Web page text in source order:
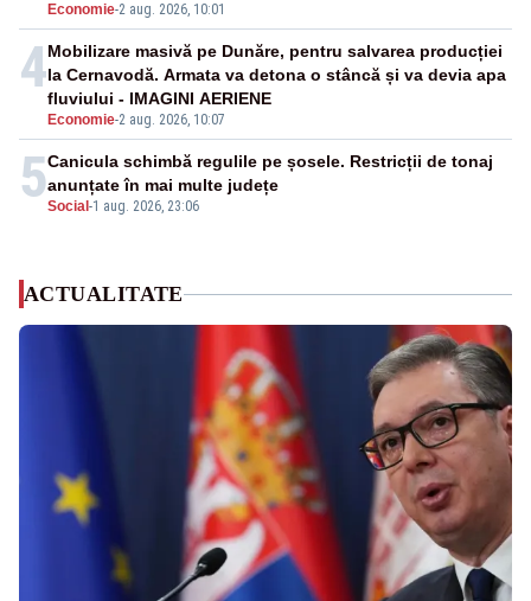
Economie-2 aug. 2026, 10:01
4
Economie-2 aug. 2026, 10:07
Mobilizare masivă pe Dunăre, pentru salvarea producției
la Cernavodă. Armata va detona o stâncă și va devia apa
fluviului - IMAGINI AERIENE
5Social -1 aug. 2026, 23:06
Canicula schimbă regulile pe șosele. Restricții de tonaj
anunțate în mai multe județe
ACTUALITATE